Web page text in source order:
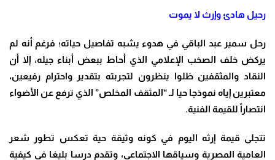
رحيل هادئ وإرث لا يموت
رحل سمير عبد الباقي في هدوء يشبه تفاصيل حياته؛ فرغم أنه لم
يركض خلف الصخب الإعلامي الذي أحاط ببعض أبناء جيله، إلا أن
النقاد والمثقفين ظلوا ينظرون لتجربته بتقدير واحترام رفيعين،
معتبرين إياه نموذجا حيا لـ “المثقف المخلص” الذي ترفع عن الأضواء
انتصاراً للقيمة الفنية.
تتجلى قيمة إرثه اليوم في كونه وثيقة حية تعكس تطور شعر
العامية المصرية وسياقها الاجتماعي، وتقدم درسا بليغا في كيفية